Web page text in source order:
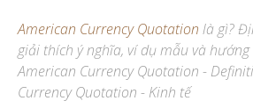
American Currency Quotation là gì?
giải thích ý nghĩa, ví dụ mẫu và
American Currency Quotation -
Currency Quotation - Kinh tế